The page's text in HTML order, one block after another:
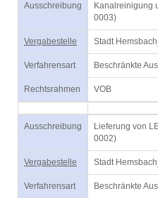
Ausschreibung
Kanalreinigung
0003)
Vergabestelle Stadt Hemsbach_
Verfahrensart Beschränkte
Rechtsrahmen VOB
Ausschreibung
Lieferung von
0002)
Vergabestelle Stadt Hemsbach_
Verfahrensart Beschränkte